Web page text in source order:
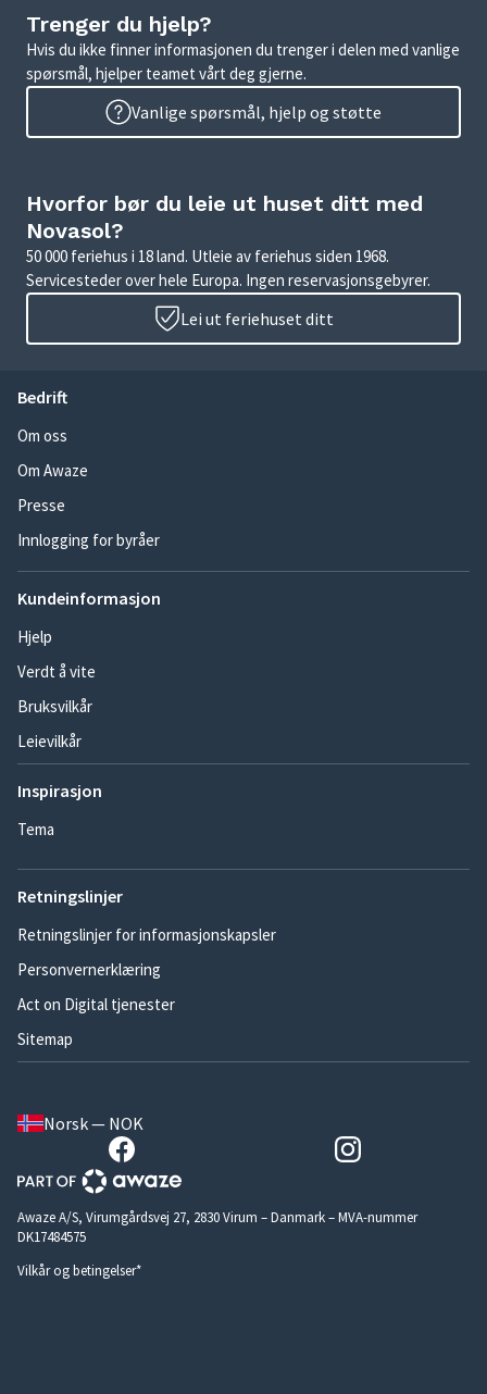
Trenger du hjelp?
Hvis du ikke finner informasjonen du trenger i delen med vanlige
spørsmål, hjelper teamet vårt deg gjerne.
Vanlige spørsmål, hjelp og støtte
Hvorfor bør du leie ut huset ditt med
Novasol?
50 000 feriehus i 18 land. Utleie av feriehus siden 1968.
Servicesteder over hele Europa. Ingen reservasjonsgebyrer.
Lei ut feriehuset ditt
Bedrift
Om oss
Om Awaze
Presse
Innlogging for byråer
Kundeinformasjon
Hjelp
Verdt å vite
Bruksvilkår
Leievilkår
Inspirasjon
Tema
Retningslinjer
Retningslinjer for informasjonskapsler
Personvernerklæring
Act on Digital tjenester
Sitemap
Norsk — NOK
Awaze A/S, Virumgårdsvej 27, 2830 Virum – Danmark – MVA-nummer
DK17484575
Vilkår og betingelser*